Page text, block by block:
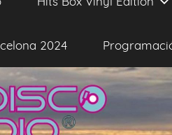
2024